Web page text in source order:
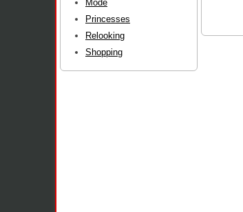
Mode
Princesses
Relooking
Shopping